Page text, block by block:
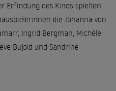
Erfindung des Kinos spielten
die Johanna von
Ingrid Bergman, Michèle
Bujold und Sandrine